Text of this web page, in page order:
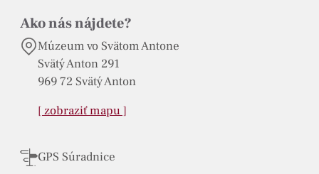
Ako nás nájdete?
Múzeum vo Svätom Antone
Svätý Anton 291
969 72 Svätý Anton
[ zobraziť mapu ]
GPS Súradnice